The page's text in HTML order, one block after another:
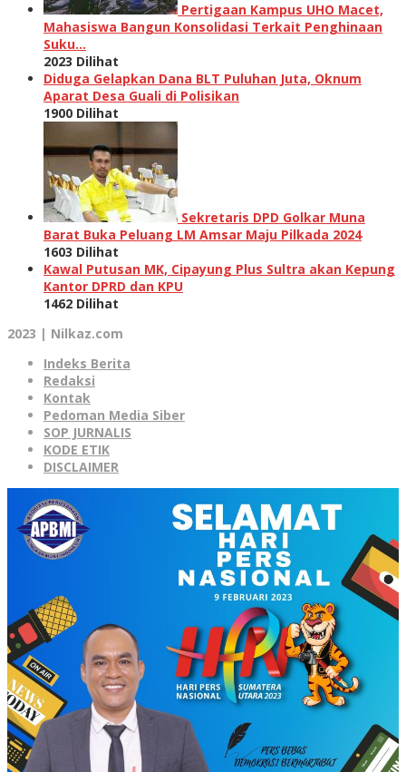
Pertigaan Kampus UHO Macet,
Mahasiswa Bangun Konsolidasi Terkait Penghinaan
Suku…
2023 Dilihat
Diduga Gelapkan Dana BLT Puluhan Juta, Oknum
Aparat Desa Guali di Polisikan
1900 Dilihat
Sekretaris DPD Golkar Muna
Barat Buka Peluang LM Amsar Maju Pilkada 2024
1603 Dilihat
Kawal Putusan MK, Cipayung Plus Sultra akan Kepung
Kantor DPRD dan KPU
1462 Dilihat
2023 | Nilkaz.com
Indeks Berita
Redaksi
Kontak
Pedoman Media Siber
SOP JURNALIS
KODE ETIK
DISCLAIMER